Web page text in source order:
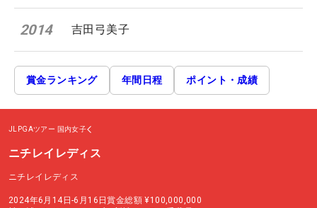
2014 吉田弓美子
賞金ランキング 年間日程 ポイント・成績
JLPGAツアー 国内女子
ニチレイレディス
ニチレイレディス
2024年6月14日-6月16日賞金総額 ¥100,000,000